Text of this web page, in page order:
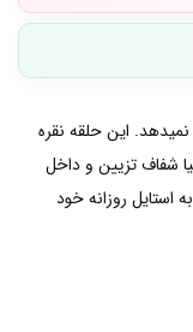
این حلقه نقره
شفاف تزیین و داخل
استایل روزانه خود